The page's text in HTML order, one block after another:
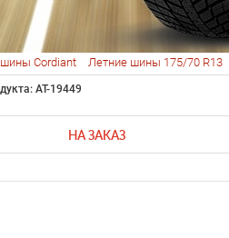
Cordiant Летние шины 175/70 R13
AT-19449
НА ЗАКАЗ